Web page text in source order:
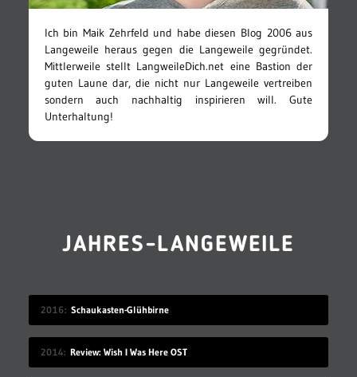
Ich bin Maik Zehrfeld und habe diesen Blog 2006 aus
Langeweile heraus gegen die Langeweile gegründet.
Mittlerweile stellt LangweileDich.net eine Bastion der
guten Laune dar, die nicht nur Langeweile vertreiben
sondern auch nachhaltig inspirieren will. Gute
Unterhaltung!
JAHRES-LANGEWEILE
2016 Schaukasten-Glühbirne
2014 Review: Wish I Was Here OST